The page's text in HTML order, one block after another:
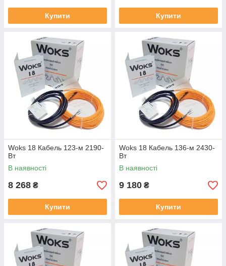
Купити Купити
Woks 18 Кабель 123-м 2190-
Вт
В наявності
8 268 ₴
Купити
Woks 18 Кабель 136-м 2430-
Вт
В наявності
9 180 ₴
Купити